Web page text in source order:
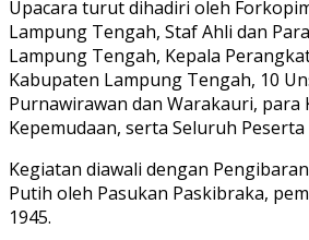
Upacara turut dihadiri oleh
Lampung Tengah, Staf Ahli dan
Lampung Tengah, Kepala
Kabupaten Lampung Tengah, 10
Purnawirawan dan Warakauri, para
Kepemudaan, serta Seluruh Peserta
Kegiatan diawali dengan
Putih oleh Pasukan Paskibraka,
1945.